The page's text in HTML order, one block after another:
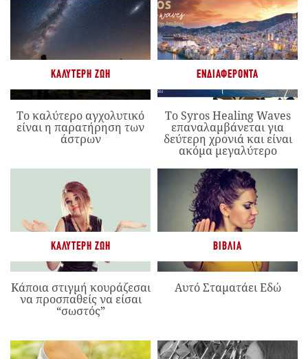
ΚΑΛΎΤΕΡΗ ΖΩΉ
Το καλύτερο αγχολυτικό
είναι η παρατήρηση των
άστρων
ΕΝΔΙΑΦΈΡΟΝΤΑ
Το Syros Healing Waves
επαναλαμβάνεται για
δεύτερη χρονιά και είναι
ακόμα μεγαλύτερο
ΚΑΛΎΤΕΡΗ ΖΩΉ
Κάποια στιγμή κουράζεσαι
να προσπαθείς να είσαι
“σωστός”
ΒΙΒΛΊΑ
Αυτό Σταματάει Εδώ